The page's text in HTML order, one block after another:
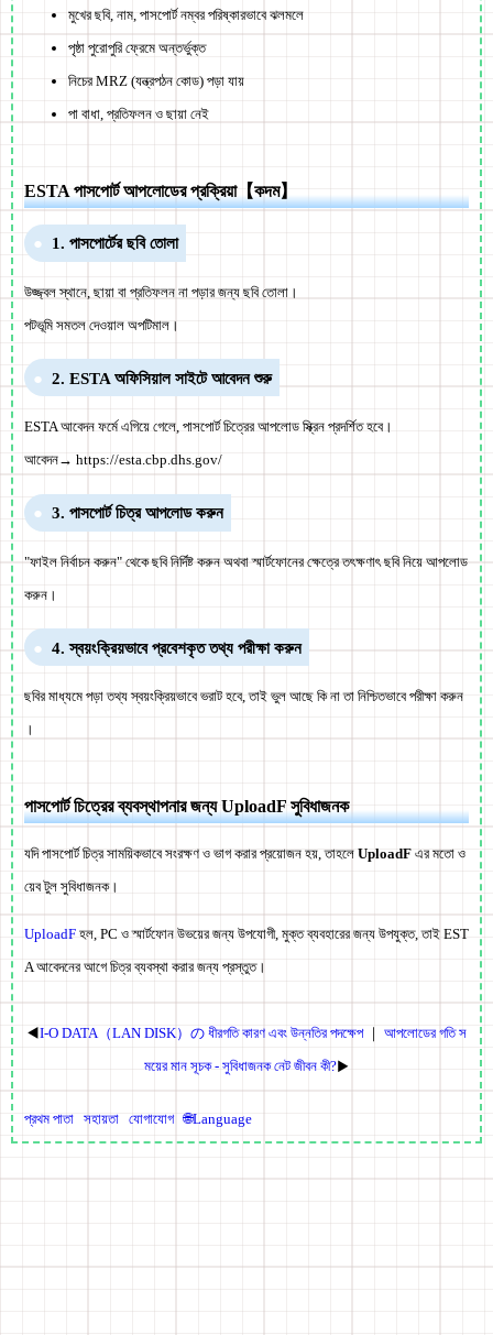
মুখের ছবি, নাম, পাসপোর্ট নম্বর পরিষ্কারভাবে ঝলমলে
পৃষ্ঠা পুরোপুরি ফ্রেমে অন্তর্ভুক্ত
নিচের MRZ (যন্ত্রপঠন কোড) পড়া যায়
পা বাধা, প্রতিফলন ও ছায়া নেই
ESTA পাসপোর্ট আপলোডের প্রক্রিয়া【কদম】
1. পাসপোর্টের ছবি তোলা
উজ্জ্বল স্থানে, ছায়া বা প্রতিফলন না পড়ার জন্য ছবি তোলা।
পটভূমি সমতল দেওয়াল অপটিমাল।
2. ESTA অফিসিয়াল সাইটে আবেদন শুরু
ESTA আবেদন ফর্মে এগিয়ে গেলে, পাসপোর্ট চিত্রের আপলোড স্ক্রিন প্রদর্শিত হবে।
আবেদন→ https://esta.cbp.dhs.gov/
3. পাসপোর্ট চিত্র আপলোড করুন
"ফাইল নির্বাচন করুন" থেকে ছবি নির্দিষ্ট করুন অথবা স্মার্টফোনের ক্ষেত্রে তৎক্ষণাৎ ছবি নিয়ে আপলোড
করুন।
4. স্বয়ংক্রিয়ভাবে প্রবেশকৃত তথ্য পরীক্ষা করুন
ছবির মাধ্যমে পড়া তথ্য স্বয়ংক্রিয়ভাবে ভরাট হবে, তাই ভুল আছে কি না তা নিশ্চিতভাবে পরীক্ষা করুন
।
পাসপোর্ট চিত্রের ব্যবস্থাপনার জন্য UploadF সুবিধাজনক
যদি পাসপোর্ট চিত্র সাময়িকভাবে সংরক্ষণ ও ভাগ করার প্রয়োজন হয়, তাহলে UploadF এর মতো ও
য়েব টুল সুবিধাজনক।
UploadF হল, PC ও স্মার্টফোন উভয়ের জন্য উপযোগী, মুক্ত ব্যবহারের জন্য উপযুক্ত, তাই EST
A আবেদনের আগে চিত্র ব্যবস্থা করার জন্য প্রস্তুত।
◀I-O DATA（LAN DISK）の ধীরগতি কারণ এবং উন্নতির পদক্ষেপ｜ আপলোডের গতি স
ময়ের মান সূচক - সুবিধাজনক নেট জীবন কী?▶
প্রথম পাতা সহায়তা যোগাযোগ 🌐Language